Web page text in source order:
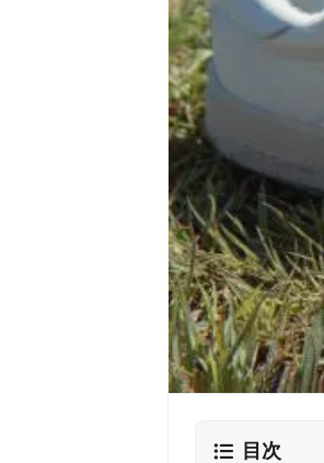
目次